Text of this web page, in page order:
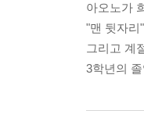
아오노가
"맨 뒷자
그리고 계
3학년의